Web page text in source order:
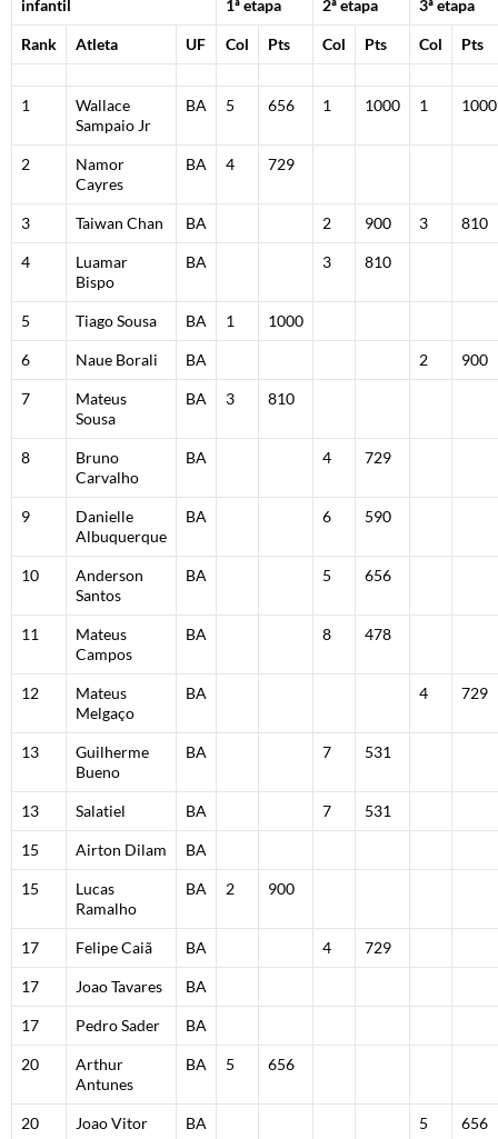
infantil 1ª etapa 2ª etapa 3ª etapa
Rank Atleta UF Col Pts Col Pts Col Pts
1
Wallace
Sampaio Jr
BA 5 656 1 1000 1 1000
2
Namor
Cayres
BA 4 729
3 Taiwan Chan BA 2 900 3 810
4
Luamar
Bispo
BA 3 810
5 Tiago Sousa BA 1 1000
6 Naue Borali BA 2 900
7
Mateus
Sousa
BA 3 810
8
Bruno
Carvalho
BA 4 729
9
Danielle
Albuquerque
BA 6 590
10
Anderson
Santos
BA 5 656
11
Mateus
Campos
BA 8 478
12
Mateus
Melgaço
BA 4 729
13
Guilherme
Bueno
BA 7 531
13 Salatiel BA 7 531
15 Airton Dilam BA
15
Lucas
Ramalho
BA 2 900
17 Felipe Caiã BA 4 729
17 Joao Tavares BA
17 Pedro Sader BA
20
Arthur
Antunes
BA 5 656
20 Joao Vitor BA 5 656